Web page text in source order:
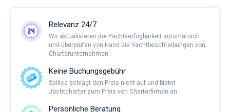
Relevanz 24/7
Wir aktualisieren die Yachtverfügbarkeit automatisch
und überprüfen von Hand die Yachtbeschreibungen von
Charterunternehmen.
Keine Buchungsgebühr
Sailica schlägt den Preis nicht auf und bietet
Jachtcharter zum Preis von Charterfirmen an.
Persönliche Beratung